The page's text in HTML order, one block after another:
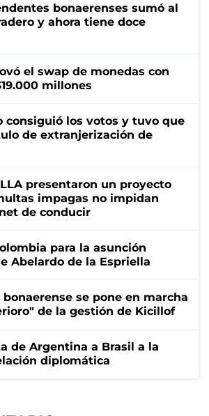
bonaerenses sumó al
y ahora tiene doce
el swap de monedas con
millones
consiguió los votos y tuvo que
de extranjerización de
presentaron un proyecto
impagas no impidan
de conducir
para la asunción
Abelardo de la Espriella
se pone en marcha
de la gestión de Kicillof
de Argentina a Brasil a la
diplomática